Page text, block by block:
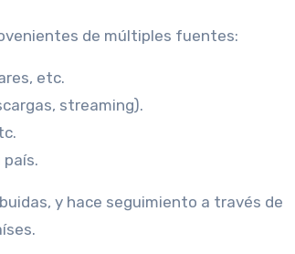
de múltiples fuentes:
etc.
streaming).
país.
y hace seguimiento a través de